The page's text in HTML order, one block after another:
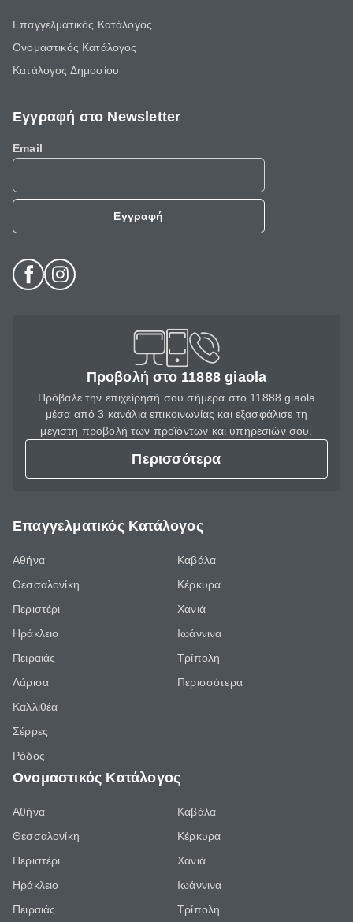
Επαγγελματικός Κατάλογος
Ονομαστικός Κατάλογος
Κατάλογος Δημοσίου
Εγγραφή στο Newsletter
Email
Εγγραφή
Προβολή στο 11888 giaola
Πρόβαλε την επιχείρησή σου σήμερα στο 11888 giaola
μέσα από 3 κανάλια επικοινωνίας και εξασφάλισε τη
μέγιστη προβολή των προϊόντων και υπηρεσιών σου.
Περισσότερα
Επαγγελματικός Κατάλογος
Αθήνα
Θεσσαλονίκη
Περιστέρι
Ηράκλειο
Πειραιάς
Λάρισα
Καλλιθέα
Σέρρες
Ρόδος
Καβάλα
Κέρκυρα
Χανιά
Ιωάννινα
Τρίπολη
Περισσότερα
Ονομαστικός Κατάλογος
Αθήνα
Θεσσαλονίκη
Περιστέρι
Ηράκλειο
Πειραιάς
Καβάλα
Κέρκυρα
Χανιά
Ιωάννινα
Τρίπολη